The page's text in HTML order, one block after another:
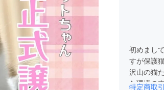
初めまし
すが保護
沢山の猫
な環境の
特定商取